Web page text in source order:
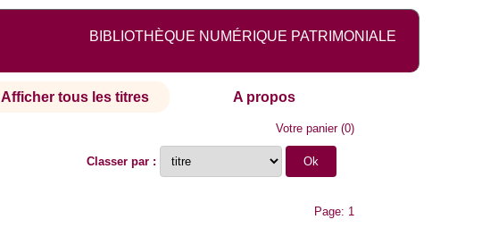
BIBLIOTHÈQUE NUMÉRIQUE PATRIMONIALE
Afficher tous les titres A propos
Votre panier(0)
Classer par :
Page: 1